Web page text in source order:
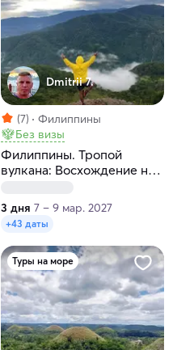
Dmitrii 7.
(7)
Филиппины
Без визы
Филиппины. Тропой
вулкана: Восхождение на
3 дня 7 – 9 мар. 2027
+43 даты
Туры на море